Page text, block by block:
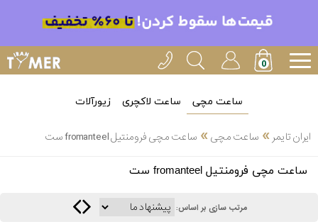
ساعت مچی ساعت لاکچری زیورآلات
ایران تایمر » ساعت مچی» ساعت مچی فرومنتیل fromanteel ست
ساعت مچی فرومنتیل fromanteel ست
مرتب سازی بر اساس:
انتخاب
بین 3